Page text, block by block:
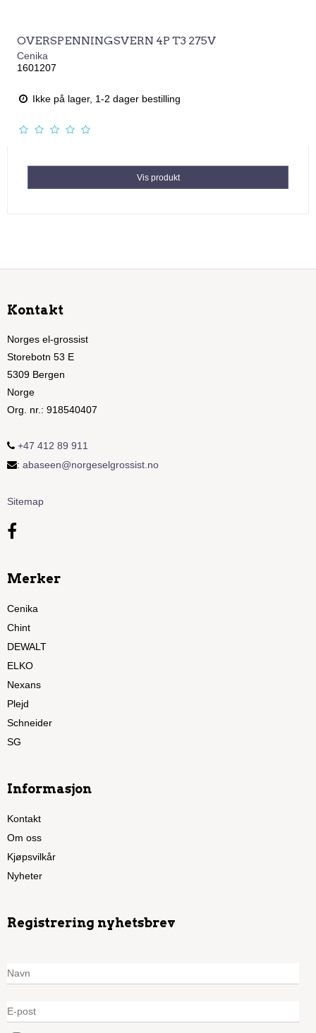
OVERSPENNINGSVERN 4P T3 275V
Cenika
1601207
Ikke på lager, 1-2 dager bestilling
Vis produkt
Kontakt
Norges el-grossist
Storebotn 53 E
5309 Bergen
Norge
Org. nr. : 918540407
+47 412 89 911
: abaseen@norgeselgrossist.no
Sitemap
Merker
Cenika
Chint
DEWALT
ELKO
Nexans
Plejd
Schneider
SG
Informasjon
Kontakt
Om oss
Kjøpsvilkår
Nyheter
Registrering nyhetsbrev